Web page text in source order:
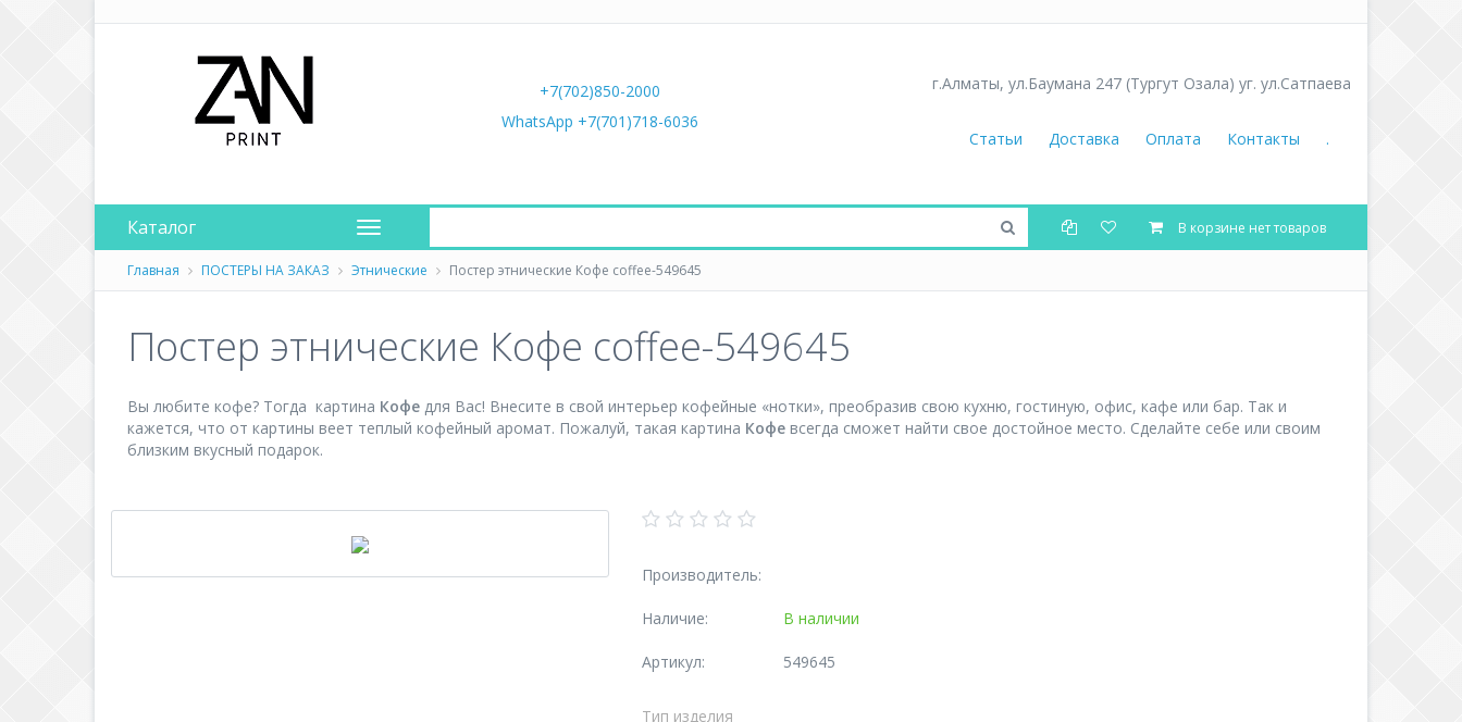
г.Алматы, ул.Баумана 247 (Тургут Озала) уг. ул.Сатпаева
Статьи Доставка Оплата Контакты .
+7(702)850-2000
WhatsApp +7(701)718-6036
Каталог В корзине нет товаров
Главная ПОСТЕРЫ НА ЗАКАЗ Этнические Постер этнические Кофе coffee-549645
Постер этнические Кофе coffee-549645
Вы любите кофе? Тогда картина Кофе для Вас! Внесите в свой интерьер кофейные «нотки», преобразив свою кухню, гостиную, офис, кафе или бар. Так и
кажется, что от картины веет теплый кофейный аромат. Пожалуй, такая картина Кофе всегда сможет найти свое достойное место. Сделайте себе или своим
близким вкусный подарок.
Производитель:
Наличие: В наличии
Артикул: 549645
Тип изделия